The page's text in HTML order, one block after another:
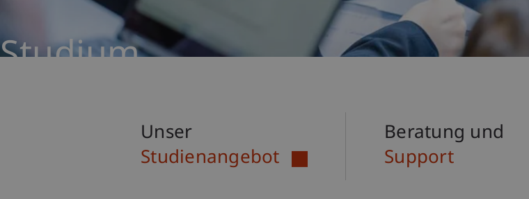
Studium
Unser
Studienangebot
Beratung und
Support